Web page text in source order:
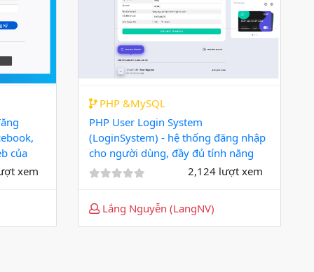
của
xem
PHP &MySQL
PHP User Login System
(LoginSystem) - hệ thống đăng nhập
cho người dùng, đầy đủ tính năng
2,124 lượt xem
Lắng Nguyễn (LangNV)